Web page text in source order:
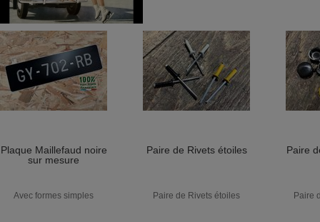
Plaque Maillefaud noire
sur mesure
Avec formes simples
Paire de Rivets étoiles
Paire de Rivets étoiles
Paire
Paire